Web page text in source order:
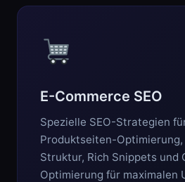
E-Commerce SEO
Spezielle SEO-Strategien
Produktseiten-
Struktur, Rich Snippets und
Optimierung für maximalen